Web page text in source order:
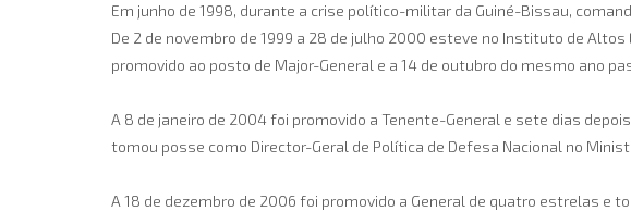
Em junho de 1998, durante a crise político-militar da Guiné-Bissau,
De 2 de novembro de 1999 a 28 de julho 2000 esteve no Instituto de
promovido ao posto de Major-General e a 14 de outubro do mesmo ano
A 8 de janeiro de 2004 foi promovido a Tenente-General e sete dias
tomou posse como Director-Geral de Política de Defesa Nacional no
A 18 de dezembro de 2006 foi promovido a General de quatro estrelas e